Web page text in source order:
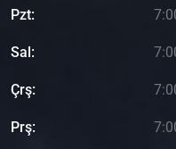
Pzt:
Sal:
Çrş:
Prş: